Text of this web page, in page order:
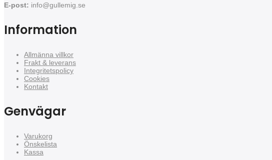
E-post: info@gullemig.se
Information
Allmänna villkor
Frakt & leverans
Integritetspolicy
Cookies
Kontakt
Genvägar
Varukorg
Önskelista
Kassa